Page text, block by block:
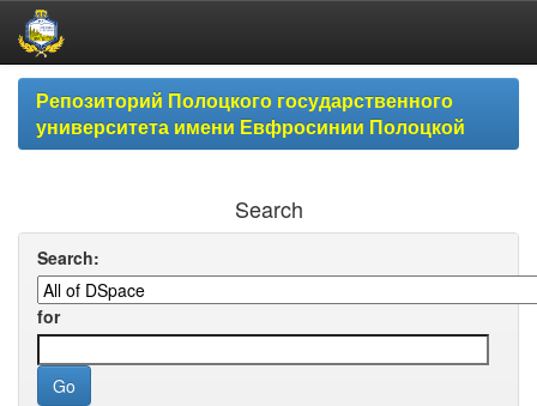
Skip
navigationРепозиторий Полоцкого государственного
университета имени Евфросинии Полоцкой
Search
Search:
for